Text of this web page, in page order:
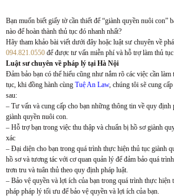
Bạn muốn biết giấy tờ cần thiết để “giành quyền nuôi con”
nào để hoàn thành thủ tục đó nhanh nhất?
Hãy tham khảo bài viết dưới đây hoặc luật sư chuyên về
094.821.0550 để được tư vấn miễn phí và hỗ trợ làm thủ tục
Luật sư chuyên về pháp lý tại Hà Nội
Đảm bảo bạn có thể hiểu cũng như nắm rõ các việc cần
tục, khi đồng hành cùng Tuệ An Law, chúng tôi sẽ cung
sau:
– Tư vấn và cung cấp cho bạn những thông tin về quy định
giành quyền nuôi con.
– Hỗ trợ bạn trong việc thu thập và chuẩn bị hồ sơ giành
xác
– Đại diện cho bạn trong quá trình thực hiện thủ tục giành
hồ sơ và tương tác với cơ quan quản lý để đảm bảo quá
trơn tru và tuân thủ theo quy định pháp luật.
– Bảo vệ quyền và lợi ích của bạn trong quá trình thực
pháp pháp lý tối ưu để bảo vệ quyền và lợi ích của bạn.